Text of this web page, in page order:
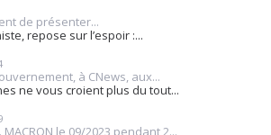
de présenter...
repose sur l’espoir :...
à CNews, aux...
ne vous croient plus du tout...
MACRON le 09/2023 pendant 2...